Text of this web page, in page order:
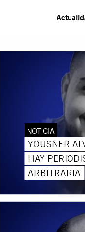
NOTICIA
YOUSNER
HAY
ARBITRARIA